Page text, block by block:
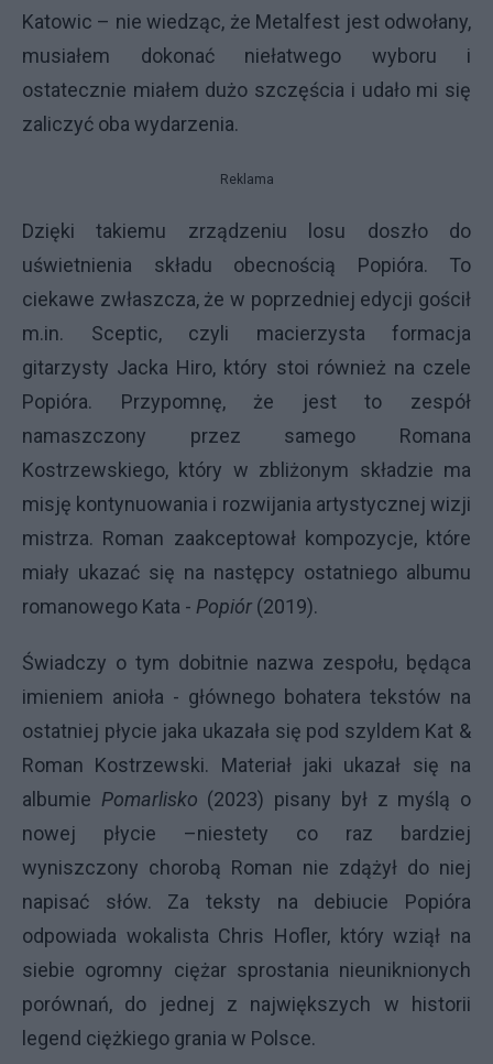
Katowic – nie wiedząc, że Metalfest jest odwołany,
musiałem dokonać niełatwego wyboru i
ostatecznie miałem dużo szczęścia i udało mi się
zaliczyć oba wydarzenia.
Reklama
Dzięki takiemu zrządzeniu losu doszło do
uświetnienia składu obecnością Popióra. To
ciekawe zwłaszcza, że w poprzedniej edycji gościł
m.in. Sceptic, czyli macierzysta formacja
gitarzysty Jacka Hiro, który stoi również na czele
Popióra. Przypomnę, że jest to zespół
namaszczony przez samego Romana
Kostrzewskiego, który w zbliżonym składzie ma
misję kontynuowania i rozwijania artystycznej wizji
mistrza. Roman zaakceptował kompozycje, które
miały ukazać się na następcy ostatniego albumu
romanowego Kata - Popiór (2019).
Świadczy o tym dobitnie nazwa zespołu, będąca
imieniem anioła - głównego bohatera tekstów na
ostatniej płycie jaka ukazała się pod szyldem Kat &
Roman Kostrzewski. Materiał jaki ukazał się na
albumie Pomarlisko (2023) pisany był z myślą o
nowej płycie –niestety co raz bardziej
wyniszczony chorobą Roman nie zdążył do niej
napisać słów. Za teksty na debiucie Popióra
odpowiada wokalista Chris Hofler, który wziął na
siebie ogromny ciężar sprostania nieuniknionych
porównań, do jednej z największych w historii
legend ciężkiego grania w Polsce.